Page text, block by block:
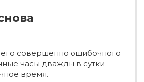
совершенно ошибочного
часы дважды в сутки
время.